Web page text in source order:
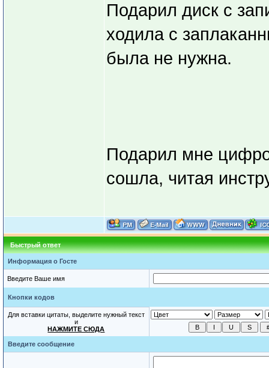
Подарил диск с
ходила с
была не нужна.
Подарил мне
сошла, читая
Быстрый ответ
Информация о Госте
Введите Ваше имя
Кнопки кодов
Для вставки цитаты, выделите нужный текст
и
НАЖМИТЕ СЮДА
Введите сообщение